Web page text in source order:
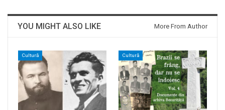
YOU MIGHT ALSO LIKE More From Author
Cultură Cultură